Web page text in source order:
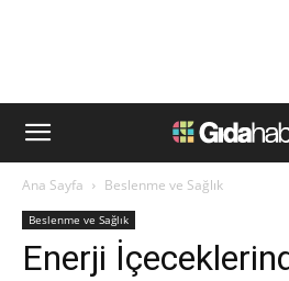
Ana Sayfa Beslenme ve Sağlık
Beslenme ve Sağlık
Enerji